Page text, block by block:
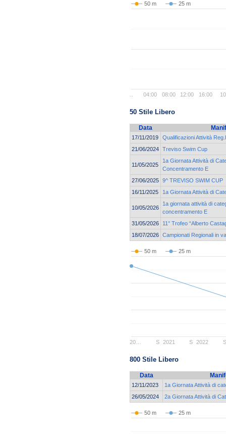
50 m 25 m
04:00 08:00 12:00 16:00
50 Stile Libero
Data
17/11/2019
Qualificazioni Attività
21/06/2024 Treviso Swim Cup
11/05/2025
1a Giornata Attività di
Concentramento E
27/06/2025 9^ TREVISO SWIM CUP
16/11/2025
1a Giornata Attività di
10/05/2026
1a giornata attività di
concentramento E
31/05/2026
11° Trofeo “Alberto
18/07/2026 Campionati Regionali in
50 m 25 m
20… 2021 2022
S S S
800 Stile Libero
Data
12/11/2023
1a Giornata Attività di
26/05/2024
2a Giornata Attività di
50 m 25 m